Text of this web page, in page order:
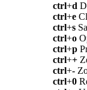
ctrl+d
ctrl+e
ctrl+s
ctrl+o
ctrl+p
ctrl++
ctrl+-
ctrl+0